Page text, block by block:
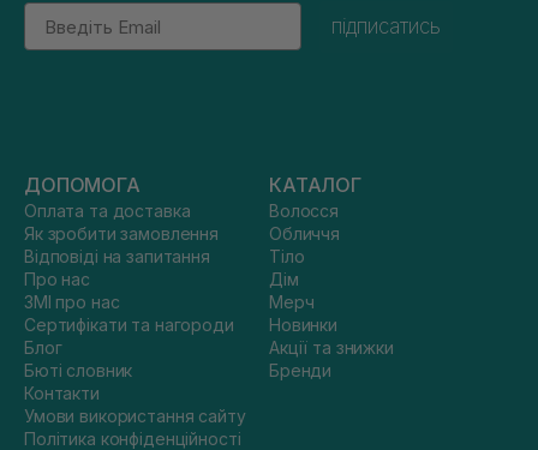
Email
підписатись
ДОПОМОГА
Оплата та доставка
Як зробити замовлення
Відповіді на запитання
Про нас
ЗМІ про нас
Сертифікати та нагороди
Блог
Бюті словник
Контакти
Умови використання сайту
Політика конфіденційності
КАТАЛОГ
Волосся
Обличчя
Тіло
Дім
Мерч
Новинки
Акції та знижки
Бренди